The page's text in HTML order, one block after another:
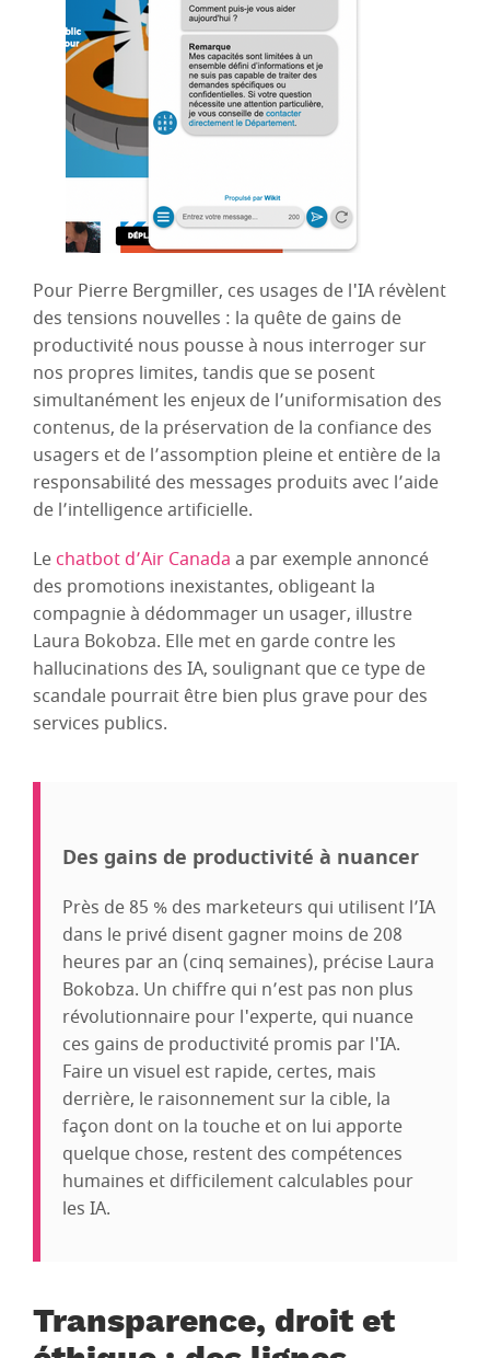
Pour Pierre Bergmiller, ces usages de l'IA révèlent
des tensions nouvelles : la quête de gains de
productivité nous pousse à nous interroger sur
nos propres limites, tandis que se posent
simultanément les enjeux de l’uniformisation des
contenus, de la préservation de la confiance des
usagers et de l’assomption pleine et entière de la
responsabilité des messages produits avec l’aide
de l’intelligence artificielle.
Le chatbot d’Air Canada a par exemple annoncé
des promotions inexistantes, obligeant la
compagnie à dédommager un usager, illustre
Laura Bokobza. Elle met en garde contre les
hallucinations des IA, soulignant que ce type de
scandale pourrait être bien plus grave pour des
services publics.
Des gains de productivité à nuancer
Près de 85 % des marketeurs qui utilisent l’IA
dans le privé disent gagner moins de 208
heures par an (cinq semaines), précise Laura
Bokobza. Un chiffre qui n’est pas non plus
révolutionnaire pour l'experte, qui nuance
ces gains de productivité promis par l'IA.
Faire un visuel est rapide, certes, mais
derrière, le raisonnement sur la cible, la
façon dont on la touche et on lui apporte
quelque chose, restent des compétences
humaines et difficilement calculables pour
les IA.
Transparence, droit et